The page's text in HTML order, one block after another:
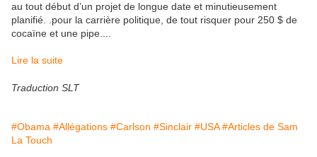
au tout début d’un projet de longue date et minutieusement
planifié. .pour la carrière politique, de tout risquer pour 250 $ de
cocaïne et une pipe....
Lire la suite
Traduction SLT
#Obama #Allégations #Carlson #Sinclair #USA #Articles de Sam
La Touch